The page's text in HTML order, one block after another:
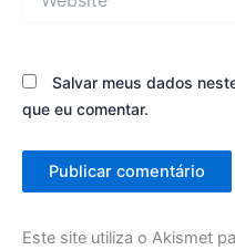
Salvar meus dados
que eu comentar.
Este site utiliza o Akismet